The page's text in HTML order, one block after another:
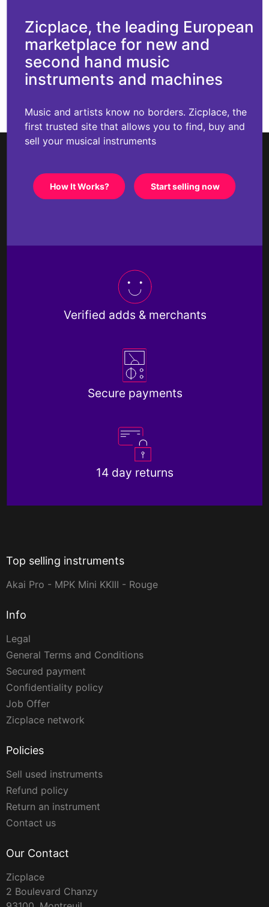
Zicplace, the leading European
marketplace for new and
second hand music
instruments and machines
Music and artists know no borders. Zicplace, the
first trusted site that allows you to find, buy and
sell your musical instruments
How It Works? Start selling now
Verified adds & merchants
Secure payments
14 day returns
Top selling instruments
Akai Pro - MPK Mini KKIII - Rouge
Info
Legal
General Terms and Conditions
Secured payment
Confidentiality policy
Job Offer
Zicplace network
Policies
Sell used instruments
Refund policy
Return an instrument
Contact us
Our Contact
Zicplace
2 Boulevard Chanzy